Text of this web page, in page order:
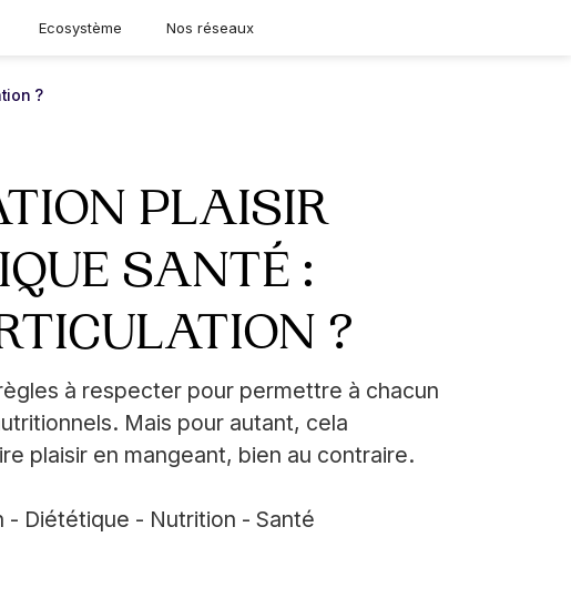
Ecosystème Nos réseaux
?
PLAISIR
SANTÉ :
?
à respecter pour permettre à chacun
Mais pour autant, cela
plaisir en mangeant, bien au contraire.
- Diététique - Nutrition - Santé